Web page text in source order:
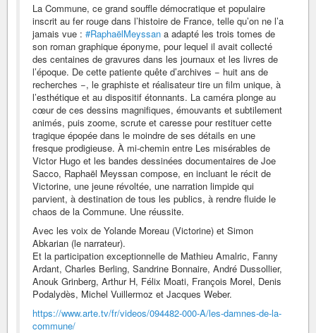
La Commune, ce grand souffle démocratique et populaire
inscrit au fer rouge dans l’histoire de France, telle qu’on ne l’a
jamais vue : #RaphaëlMeyssan a adapté les trois tomes de
son roman graphique éponyme, pour lequel il avait collecté
des centaines de gravures dans les journaux et les livres de
l’époque. De cette patiente quête d’archives − huit ans de
recherches −, le graphiste et réalisateur tire un film unique, à
l’esthétique et au dispositif étonnants. La caméra plonge au
cœur de ces dessins magnifiques, émouvants et subtilement
animés, puis zoome, scrute et caresse pour restituer cette
tragique épopée dans le moindre de ses détails en une
fresque prodigieuse. À mi-chemin entre Les misérables de
Victor Hugo et les bandes dessinées documentaires de Joe
Sacco, Raphaël Meyssan compose, en incluant le récit de
Victorine, une jeune révoltée, une narration limpide qui
parvient, à destination de tous les publics, à rendre fluide le
chaos de la Commune. Une réussite.
Avec les voix de Yolande Moreau (Victorine) et Simon
Abkarian (le narrateur).
Et la participation exceptionnelle de Mathieu Amalric, Fanny
Ardant, Charles Berling, Sandrine Bonnaire, André Dussollier,
Anouk Grinberg, Arthur H, Félix Moati, François Morel, Denis
Podalydès, Michel Vuillermoz et Jacques Weber.
https://www.arte.tv/fr/videos/094482-000-A/les-damnes-de-la-
commune/